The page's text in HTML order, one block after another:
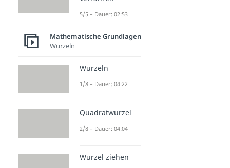
5/5 – Dauer: 02:53
Mathematische Grundlagen
Wurzeln
Wurzeln
1/8 – Dauer: 04:22
Quadratwurzel
2/8 – Dauer: 04:04
Wurzel ziehen